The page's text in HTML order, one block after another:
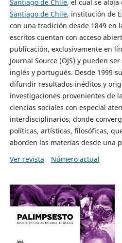
Santiago de Chile, el cual se aloja
Santiago de Chile, institución de
con una tradición desde 1849 en
escritos cuentan con acceso
publicación, exclusivamente en
Journal Source (OJS) y pueden
inglés y portugués. Desde 1999
difundir resultados inéditos y
investigaciones provenientes de
ciencias sociales con especial
interdisciplinarios, donde
políticas, artísticas, filosóficas,
aborden las materias desde una
Ver revista
Número actual